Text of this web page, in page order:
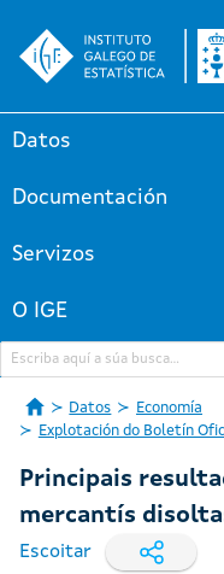
Datos
Documentación
Servizos
O IGE
Datos
Economía
Explotación do Boletín
Principais
mercantís
Escoitar